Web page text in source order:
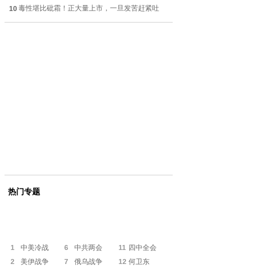
10 毒性堪比砒霜！正大量上市，一旦发苦赶紧吐
热门专题
1 中美冷战 6 中共两会 11 四中全会
2 美伊战争 7 俄乌战争 12 何卫东